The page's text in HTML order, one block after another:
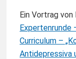
Ein Vortrag von
Expertenrunde
Curriculum –
Antidepressiva